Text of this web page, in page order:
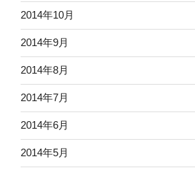
2014年10月
2014年9月
2014年8月
2014年7月
2014年6月
2014年5月